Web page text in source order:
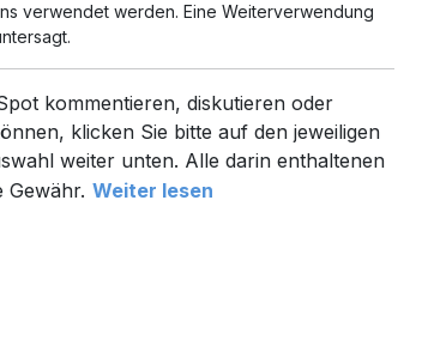
verwendet werden. Eine Weiterverwendung
kommentieren, diskutieren oder
klicken Sie bitte auf den jeweiligen
weiter unten. Alle darin enthaltenen
Gewähr. Weiter lesen